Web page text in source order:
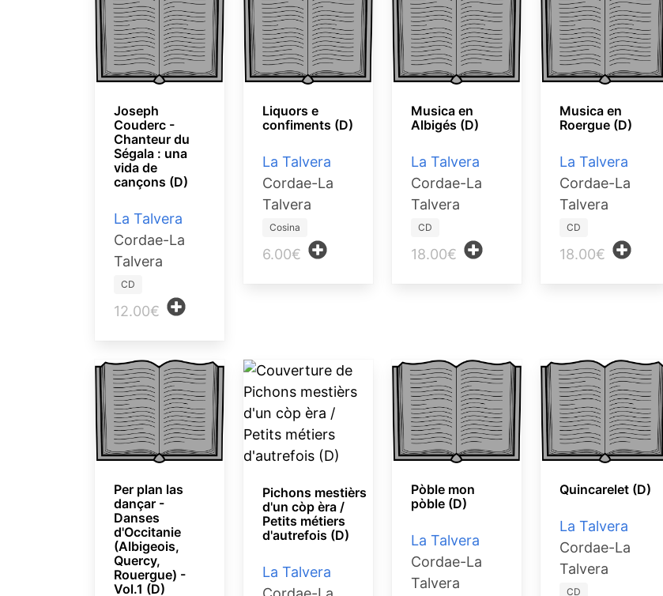
Joseph
Couderc -
Chanteur du
Ségala : una
vida de
cançons (D)
La Talvera
Cordae-La
Talvera
CD
12.00€
Liquors e
confiments (D)
La Talvera
Cordae-La
Talvera
Cosina
6.00€
Musica en
Albigés (D)
La Talvera
Cordae-La
Talvera
CD
18.00€
Musica en
Roergue (D)
La Talvera
Cordae-La
Talvera
CD
18.00€
Per plan las
dançar -
Danses
d'Occitanie
(Albigeois,
Quercy,
Rouergue) -
Vol.1 (D)
Pichons mestièrs
d'un còp èra /
Petits métiers
d'autrefois (D)
La Talvera
Pòble mon
pòble (D)
La Talvera
Cordae-La
Talvera
Quincarelet (D)
La Talvera
Cordae-La
Talvera
CD